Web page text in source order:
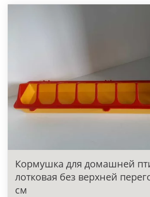
Кормушка для домашней
лотковая без верхней
см